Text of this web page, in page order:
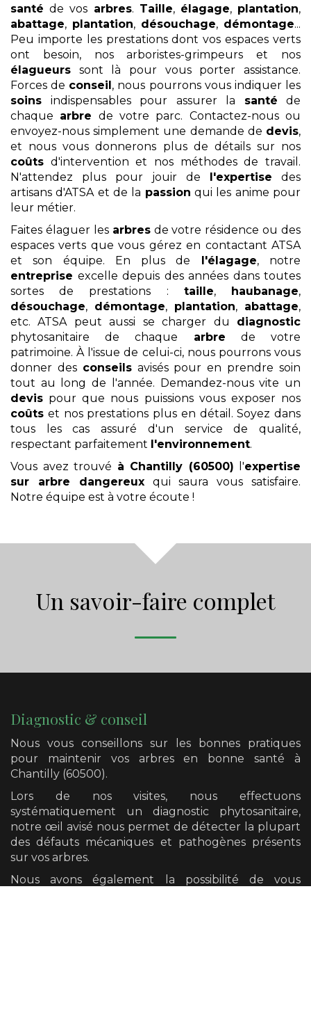
santé de vos arbres. Taille, élagage, plantation,
abattage, plantation, désouchage, démontage...
Peu importe les prestations dont vos espaces verts
ont besoin, nos arboristes-grimpeurs et nos
élagueurs sont là pour vous porter assistance.
Forces de conseil , nous pourrons vous indiquer les
soins indispensables pour assurer la santé de
chaque arbre de votre parc. Contactez-nous ou
envoyez-nous simplement une demande de devis,
et nous vous donnerons plus de détails sur nos
coûts d'intervention et nos méthodes de travail.
N'attendez plus pour jouir de
l'expertise des
artisans d'ATSA et de la passion qui les anime pour
leur métier.
Faites élaguer les arbresde votre résidence ou des
espaces verts que vous gérez en contactant ATSA
et son équipe. En plus de
l'élagage, notre
entreprise excelle depuis des années dans toutes
sortes de prestations : taille, haubanage,
désouchage, démontage, plantation, abattage,
etc. ATSA peut aussi se charger du diagnostic
phytosanitaire de chaque arbre de votre
patrimoine. À l'issue de celui-ci, nous pourrons vous
donner des conseilsavisés pour en prendre soin
tout au long de l'année. Demandez-nous vite un
devis pour que nous puissions vous exposer nos
coûts et nos prestations plus en détail. Soyez dans
tous les cas assuré d'un service de qualité,
respectant parfaitement l'environnement.
Vous avez trouvé à Chantilly (60500) l'expertise
sur arbre dangereuxqui saura vous satisfaire.
Notre équipe est à votre écoute !
Un savoir-faire complet
Diagnostic & conseil
Nous vous conseillons sur les bonnes pratiques
pour maintenir vos arbres en bonne santé à
Chantilly (60500).
Lors de nos visites, nous effectuons
systématiquement un diagnostic phytosanitaire,
notre œil avisé nous permet de détecter la plupart
des défauts mécaniques et pathogènes présents
sur vos arbres.
Nous avons également la possibilité de vous